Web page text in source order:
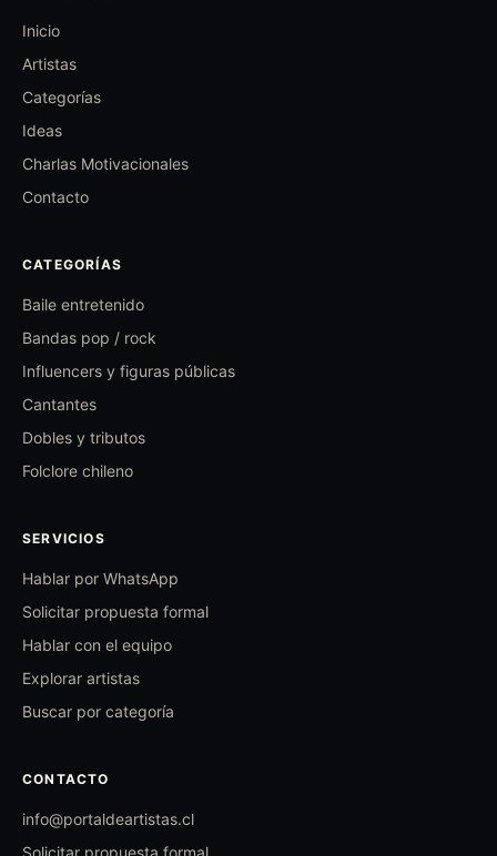
Inicio
Artistas
Categorías
Ideas
Charlas Motivacionales
Contacto
CATEGORÍAS
Baile entretenido
Bandas pop / rock
Influencers y figuras públicas
Cantantes
Dobles y tributos
Folclore chileno
SERVICIOS
Hablar por WhatsApp
Solicitar propuesta formal
Hablar con el equipo
Explorar artistas
Buscar por categoría
CONTACTO
info@portaldeartistas.cl
Solicitar propuesta formal